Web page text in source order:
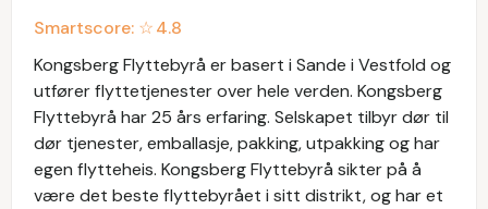
Smartscore: ☆4.8
Kongsberg Flyttebyrå er basert i Sande i Vestfold og
utfører flyttetjenester over hele verden. Kongsberg
Flyttebyrå har 25 års erfaring. Selskapet tilbyr dør til
dør tjenester, emballasje, pakking, utpakking og har
egen flytteheis. Kongsberg Flyttebyrå sikter på å
være det beste flyttebyrået i sitt distrikt, og har et